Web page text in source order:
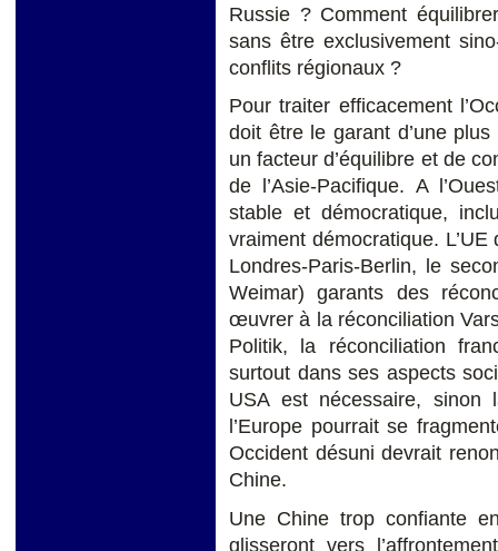
Russie ? Comment
sans être exclusivement
conflits régionaux ?
Pour traiter efficacement
doit être le garant d’une
un facteur d’équilibre et de
de l’Asie-Pacifique. A
stable et démocratique,
vraiment démocratique.
Londres-Paris-Berlin, le
Weimar) garants des
œuvrer à la réconciliation
Politik, la réconciliation
surtout dans ses aspects
USA est nécessaire,
l’Europe pourrait se
Occident désuni devrait
Chine.
Une Chine trop confiante
glisseront vers